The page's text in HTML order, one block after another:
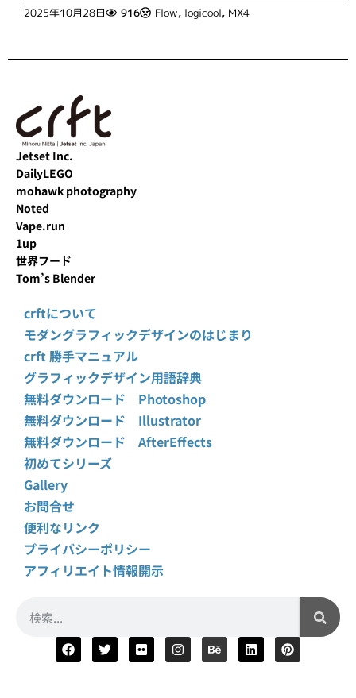
2025年10月28日 916 Flow, logicool, MX4
Jetset Inc.
DailyLEGO
mohawk photography
Noted
Vape.run
1up
世界フード
Tom’s Blender
crftについて
モダングラフィックデザインのはじまり
crft 勝手マニュアル
グラフィックデザイン用語辞典
無料ダウンロード Photoshop
無料ダウンロード Illustrator
無料ダウンロード AfterEffects
初めてシリーズ
Gallery
お問合せ
便利なリンク
プライバシーポリシー
アフィリエイト情報開示